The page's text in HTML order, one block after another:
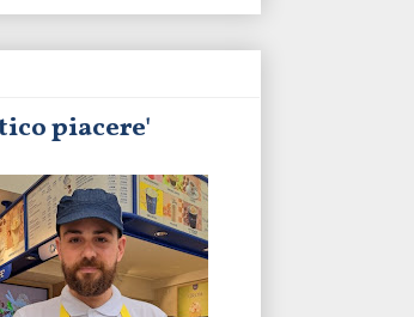
piacere'